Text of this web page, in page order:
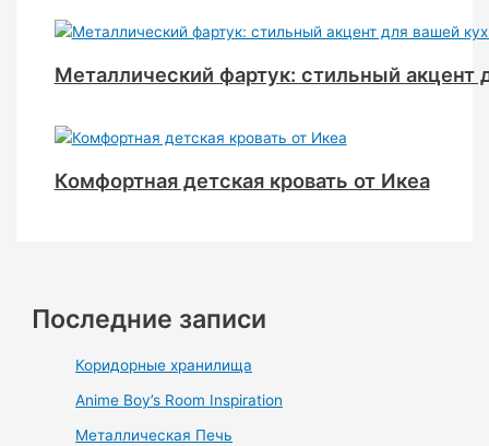
Металлический фартук: стильный акцент
Комфортная детская кровать от Икеа
Последние записи
Коридорные хранилища
Anime Boy’s Room Inspiration
Металлическая Печь